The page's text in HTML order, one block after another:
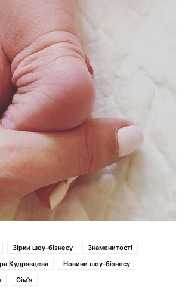
Зірки шоу-бізнесу
Знаменитості
Кудрявцева
Новини шоу-бізнесу
Сім'я